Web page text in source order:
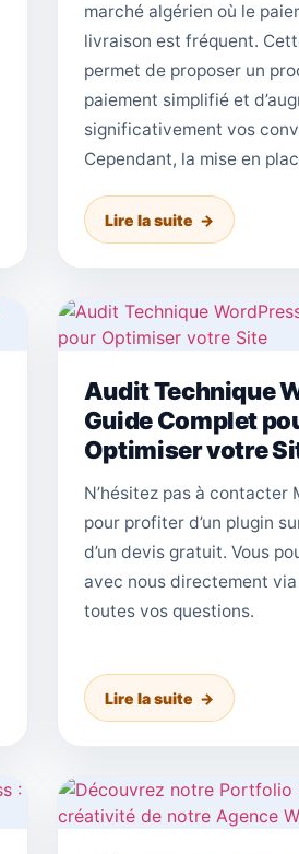
marché algérien où le
livraison est fréquent.
permet de proposer un
paiement simplifié et
significativement vos
Cependant, la mise en
Lire la suite
Audit Technique
Guide Complet
Optimiser votre
N’hésitez pas à contacter
pour profiter d’un plugin
d’un devis gratuit. Vous
avec nous directement
toutes vos questions.
Lire la suite